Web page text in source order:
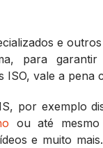
e
para
ISO, vale a pena
por exemplo
ou até
e muito